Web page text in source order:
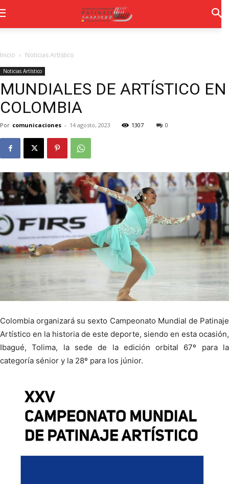
Inicio Noticias Artístico
Noticias Artístico
MUNDIALES DE ARTÍSTICO EN
COLOMBIA
Por comunicaciones - 14 agosto, 2023 1307 0
Colombia organizará su sexto Campeonato Mundial de Patinaje
Artístico en la historia de este deporte, siendo en esta ocasión,
Ibagué, Tolima, la sede de la edición orbital 67º para la
categoría sénior y la 28º para los júnior.